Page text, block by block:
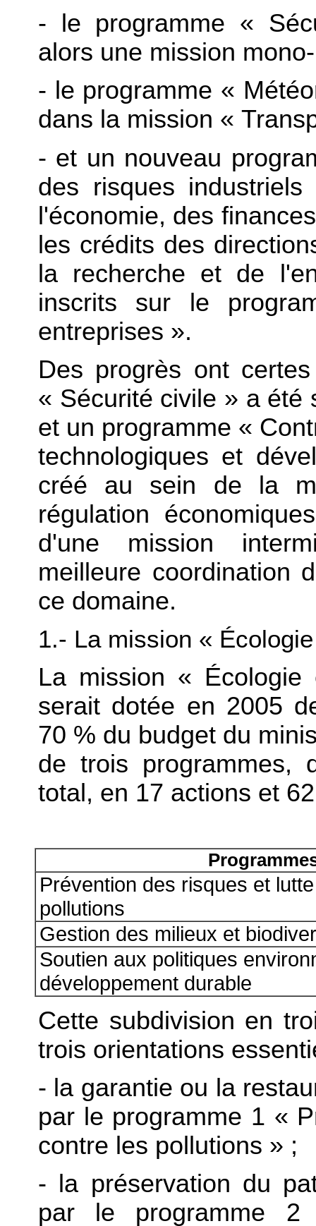
- le programme «
alors une mission
- le programme «
dans la mission «
- et un nouveau
des risques
l'économie, des
les crédits des
la recherche et de
inscrits sur le
entreprises ».
Des progrès ont
« Sécurité civile » a été
et un programme «
technologiques et
créé au sein de la
régulation
d'une mission
meilleure coordination
ce domaine.
1.- La mission «
La mission « Écologie
serait dotée en 2005
70 % du budget du
de trois programmes,
total, en 17 actions et
Prévention des risques et
pollutions
Gestion des milieux et
Soutien aux politiques
développement durable
Cette subdivision en
trois orientations
- la garantie ou la
par le programme 1 «
contre les pollutions » ;
- la préservation du
par le programme